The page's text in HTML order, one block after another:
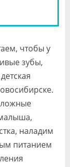
чтобы у
зубы,
наладим
питанием